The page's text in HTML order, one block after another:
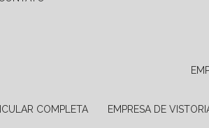
COMPLETA EMPRESA DE